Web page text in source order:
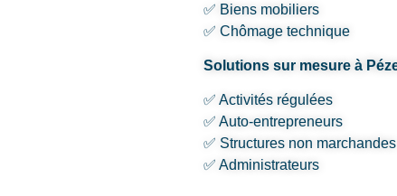
✅ Biens mobiliers
✅ Chômage technique
Solutions sur mesure à
✅ Activités régulées
✅ Auto-entrepreneurs
✅ Structures non marchandes
✅ Administrateurs